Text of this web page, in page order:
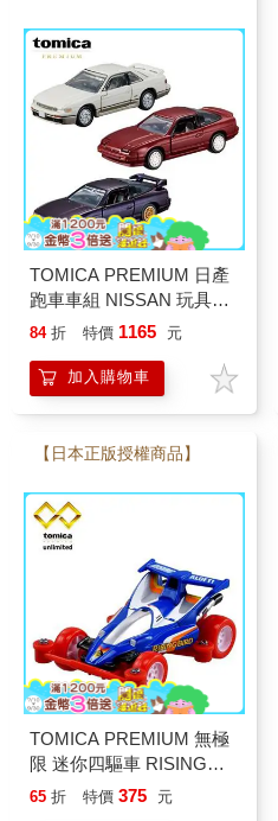
TOMICA PREMIUM 日產
跑車車組 NISSAN 玩具車
多美小汽車
84 折 特價 1165 元
加入購物車
【日本正版授權商品】
TOMICA PREMIUM 無極
限 迷你四驅車 RISING
BIRD 玩具車 多美小汽車
65 折 特價 375 元